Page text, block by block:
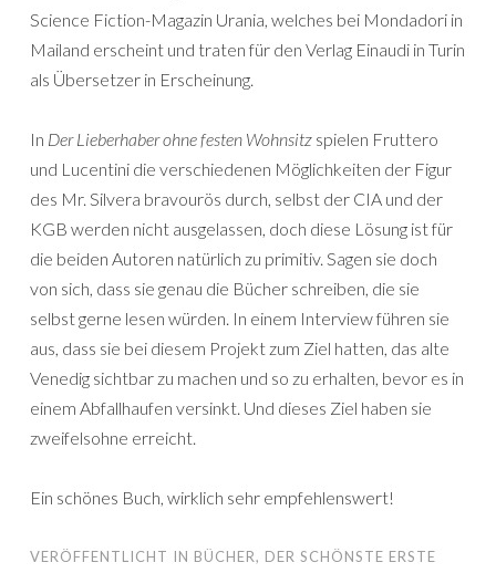
Science Fiction-Magazin Urania, welches bei Mondadori in
Mailand erscheint und traten für den Verlag Einaudi in Turin
als Übersetzer in Erscheinung.
In Der Lieberhaber ohne festen Wohnsitz spielen Fruttero
und Lucentini die verschiedenen Möglichkeiten der Figur
des Mr. Silvera bravourös durch, selbst der CIA und der
KGB werden nicht ausgelassen, doch diese Lösung ist für
die beiden Autoren natürlich zu primitiv. Sagen sie doch
von sich, dass sie genau die Bücher schreiben, die sie
selbst gerne lesen würden. In einem Interview führen sie
aus, dass sie bei diesem Projekt zum Ziel hatten, das alte
Venedig sichtbar zu machen und so zu erhalten, bevor es in
einem Abfallhaufen versinkt. Und dieses Ziel haben sie
zweifelsohne erreicht.
Ein schönes Buch, wirklich sehr empfehlenswert!
VERÖFFENTLICHT IN BÜCHER, DER SCHÖNSTE ERSTE